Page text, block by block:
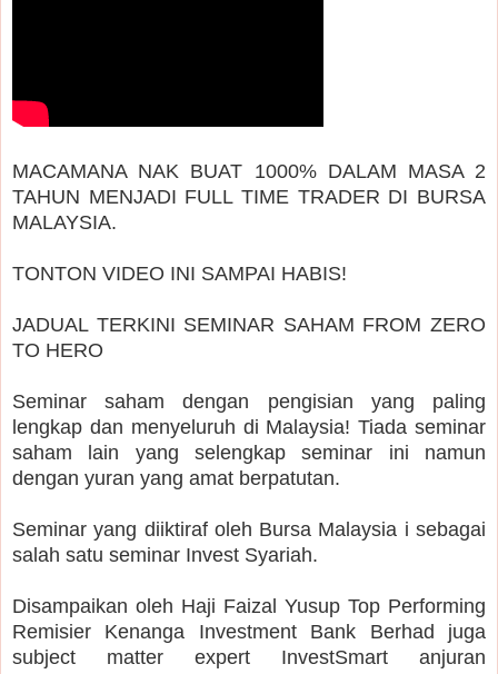
MACAMANA NAK BUAT 1000% DALAM MASA 2
TAHUN MENJADI FULL TIME TRADER DI BURSA
MALAYSIA.
TONTON VIDEO INI SAMPAI HABIS!
JADUAL TERKINI SEMINAR SAHAM FROM ZERO
TO HERO
Seminar saham dengan pengisian yang paling
lengkap dan menyeluruh di Malaysia! Tiada seminar
saham lain yang selengkap seminar ini namun
dengan yuran yang amat berpatutan.
Seminar yang diiktiraf oleh Bursa Malaysia i sebagai
salah satu seminar Invest Syariah.
Disampaikan oleh Haji Faizal Yusup Top Performing
Remisier Kenanga Investment Bank Berhad juga
subject matter expert InvestSmart anjuran